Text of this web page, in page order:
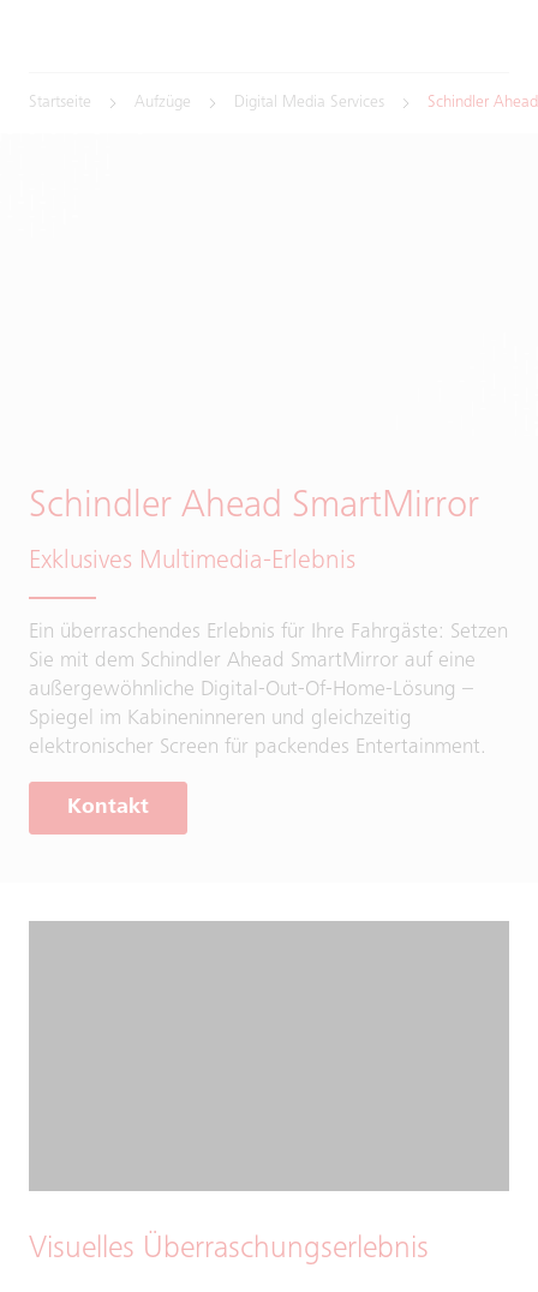
Startseite Aufzüge Digital Media Services Schindler
Schindler Ahead SmartMirror
Exklusives Multimedia-Erlebnis
Ein überraschendes Erlebnis für Ihre Fahrgäste: Setzen
Sie mit dem Schindler Ahead SmartMirror auf eine
außergewöhnliche Digital-Out-Of-Home-Lösung –
Spiegel im Kabineninneren und gleichzeitig
elektronischer Screen für packendes Entertainment.
Kontakt
Visuelles Überraschungserlebnis